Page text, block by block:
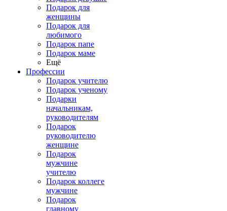
Подарок для
женщины
Подарок для
любимого
Подарок папе
Подарок маме
Ещё
Профессии
Подарок учителю
Подарок ученому
Подарки
начальникам,
руководителям
Подарок
руководителю
женщине
Подарок
мужчине
учителю
Подарок коллеге
мужчине
Подарок
главному